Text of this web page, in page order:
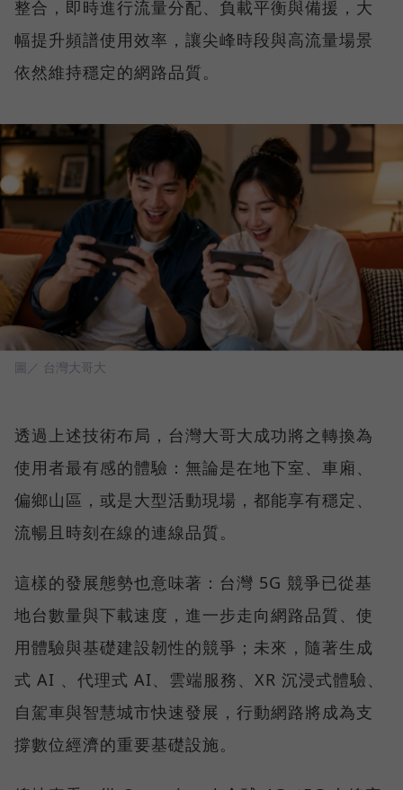
整合，即時進行流量分配、負載平衡與備援，大
幅提升頻譜使用效率，讓尖峰時段與高流量場景
依然維持穩定的網路品質。
圖／ 台灣大哥大
透過上述技術布局，台灣大哥大成功將之轉換為
使用者最有感的體驗：無論是在地下室、車廂、
偏鄉山區，或是大型活動現場，都能享有穩定、
流暢且時刻在線的連線品質。
這樣的發展態勢也意味著：台灣 5G 競爭已從基
地台數量與下載速度，進一步走向網路品質、使
用體驗與基礎建設韌性的競爭；未來，隨著生成
式 AI 、代理式 AI、雲端服務、XR 沉浸式體驗、
自駕車與智慧城市快速發展，行動網路將成為支
撐數位經濟的重要基礎設施。